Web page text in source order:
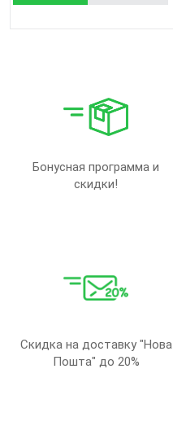
Бонусная программа и
скидки!
Скидка на доставку "Нова
Пошта" до 20%